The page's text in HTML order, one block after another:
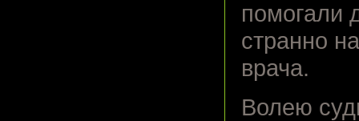
помогали
странно
врача.
Волею